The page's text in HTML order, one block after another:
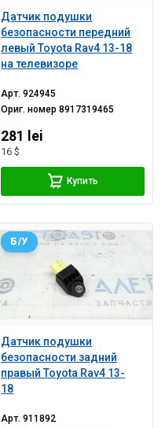
Датчик подушки
безопасности передний
левый Toyota Rav4 13-18
на телевизоре
Арт.924945
Ориг. номер8917319465
281 lei
16 $
Купить
Датчик подушки
безопасности задний
правый Toyota Rav4 13-
18
Б/У
Арт.911892